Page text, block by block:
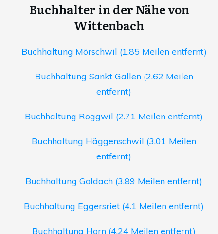
Buchhalter in der Nähe von
Wittenbach
Buchhaltung Mörschwil (1.85 Meilen entfernt)
Buchhaltung Sankt Gallen (2.62 Meilen
entfernt)
Buchhaltung Roggwil (2.71 Meilen entfernt)
Buchhaltung Häggenschwil (3.01 Meilen
entfernt)
Buchhaltung Goldach (3.89 Meilen entfernt)
Buchhaltung Eggersriet (4.1 Meilen entfernt)
Buchhaltung Horn (4.24 Meilen entfernt)